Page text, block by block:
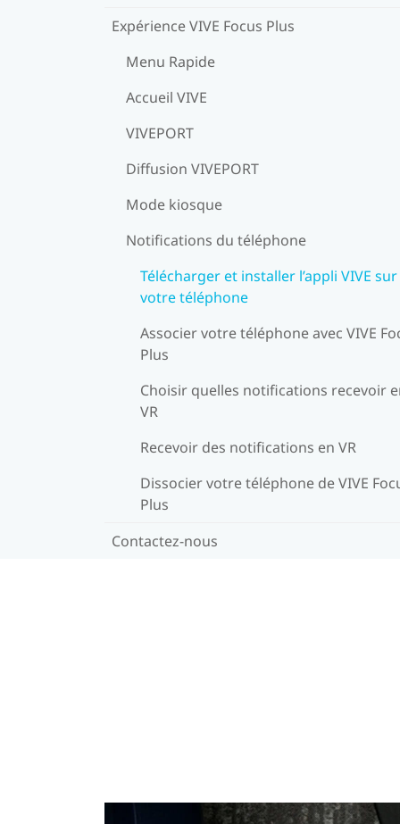
Expérience VIVE Focus Plus
Menu Rapide
Accueil VIVE
VIVEPORT
Diffusion VIVEPORT
Mode kiosque
Notifications du téléphone
Télécharger et installer l’appli VIVE sur
votre téléphone
Associer votre téléphone avec VIVE
Plus
Choisir quelles notifications recevoir
VR
Recevoir des notifications en VR
Dissocier votre téléphone de VIVE
Plus
Contactez-nous